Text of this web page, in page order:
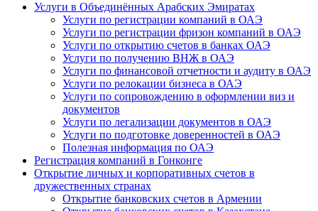
Услуги в Объединённых Арабских Эмиратах
Услуги по регистрации компаний в ОАЭ
Услуги по регистрации фризон компаний в ОАЭ
Услуги по открытию счетов в банках ОАЭ
Услуги по получению ВНЖ в ОАЭ
Услуги по финансовой отчетности и аудиту в ОАЭ
Услуги по релокации бизнеса в ОАЭ
Услуги по сопровождению в оформлении виз и
документов
Услуги по легализации документов в ОАЭ
Услуги по подготовке доверенностей в ОАЭ
Полезная информация по ОАЭ
Регистрация компаний в Гонконге
Открытие личных и корпоративных счетов в
дружественных странах
Открытие банковских счетов в Армении